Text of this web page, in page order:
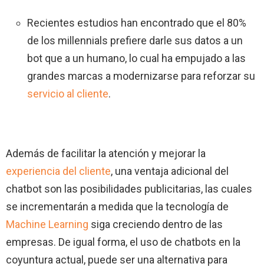
Recientes estudios han encontrado que el 80%
de los millennials prefiere darle sus datos a un
bot que a un humano, lo cual ha empujado a las
grandes marcas a modernizarse para reforzar su
servicio al cliente.
Además de facilitar la atención y mejorar la
experiencia del cliente, una ventaja adicional del
chatbot son las posibilidades publicitarias, las cuales
se incrementarán a medida que la tecnología de
Machine Learning siga creciendo dentro de las
empresas. De igual forma, el uso de chatbots en la
coyuntura actual, puede ser una alternativa para